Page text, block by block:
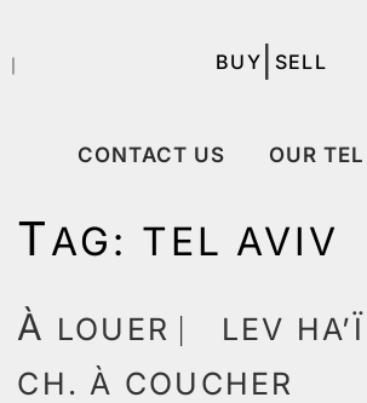
｜ BUY SELL
CONTACT US OUR
TAG: TEL AVIV
À LOUER ⎸ LEV
CH. À COUCHER